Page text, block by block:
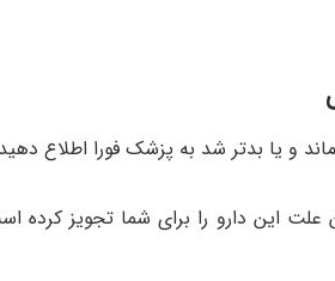
و یا بدتر شد به پزشک فورا اطلاع
این دارو را برای شما تجویز